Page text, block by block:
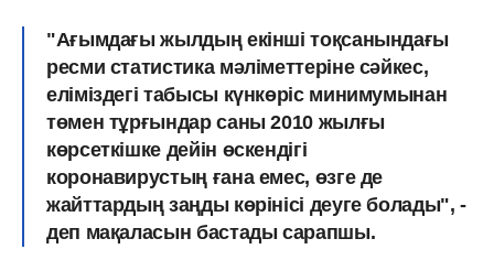
"Ағымдағы жылдың екінші тоқсанындағы
ресми статистика мәліметтеріне сәйкес,
еліміздегі табысы күнкөріс минимумынан
төмен тұрғындарсаны 2010 жылғы
көрсеткішке дейін өскендігі
коронавирустың ғана емес, өзге де
жайттардың заңды көрінісі деуге болады", -
деп мақаласын бастады сарапшы.